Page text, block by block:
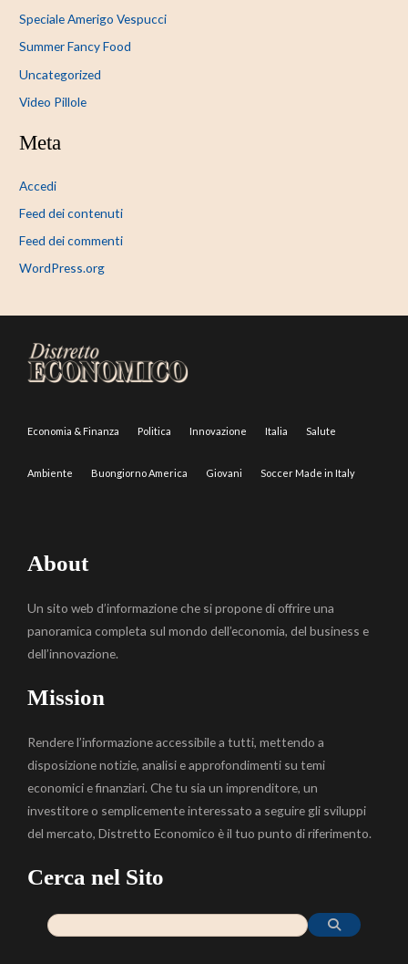
Speciale Amerigo Vespucci
Summer Fancy Food
Uncategorized
Video Pillole
Meta
Accedi
Feed dei contenuti
Feed dei commenti
WordPress.org
Economia & Finanza Politica Innovazione Italia Salute
Ambiente Buongiorno America Giovani Soccer Made in Italy
About
Un sito web d’informazione che si propone di offrire una
panoramica completa sul mondo dell’economia, del business e
dell’innovazione.
Mission
Rendere l’informazione accessibile a tutti, mettendo a
disposizione notizie, analisi e approfondimenti su temi
economici e finanziari. Che tu sia un imprenditore, un
investitore o semplicemente interessato a seguire gli sviluppi
del mercato, Distretto Economico è il tuo punto di riferimento.
Cerca nel Sito